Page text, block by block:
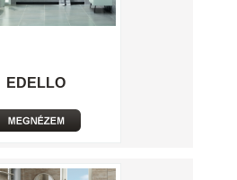
EDELLO